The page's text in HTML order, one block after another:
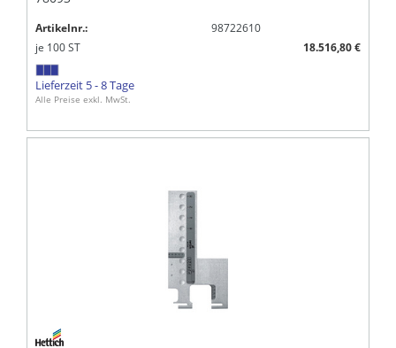
Artikelnr.:
98722610
je 100ST 18.516,80 €
Lieferzeit 5 - 8 Tage
Alle Preise exkl. MwSt.